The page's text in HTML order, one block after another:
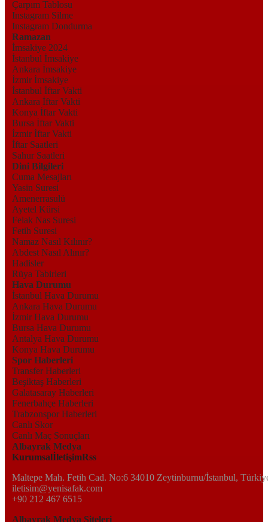
Çarpım Tablosu
Instagram Silme
Instagram Dondurma
Ramazan
İmsakiye 2024
İstanbul İmsakiye
Ankara İmsakiye
İzmir İmsakiye
İstanbul İftar Vakti
Ankara İftar Vakti
Konya İftar Vakti
Bursa İftar Vakti
İzmir İftar Vakti
İftar Saatleri
Sahur Saatleri
Dini Bilgileri
Cuma Mesajları
Yasin Suresi
Amenerrasulü
Ayetel Kürsi
Felak Nas Suresi
Fetih Suresi
Namaz Nasıl Kılınır?
Abdest Nasıl Alınır?
Hadisler
Rüya Tabirleri
Hava Durumu
İstanbul Hava Durumu
Ankara Hava Durumu
İzmir Hava Durumu
Bursa Hava Durumu
Antalya Hava Durumu
Konya Hava Durumu
Spor Haberleri
Transfer Haberleri
Beşiktaş Haberleri
Galatasaray Haberleri
Fenerbahçe Haberleri
Trabzonspor Haberleri
Canlı Skor
Canlı Maç Sonuçları
Albayrak Medya
KurumsalİletişimRss
Maltepe Mah. Fetih Cad. No:6 34010 Zeytinburnu/İstanbul,
iletisim@yenisafak.com
+90 212 467 6515
Albayrak Medya Siteleri